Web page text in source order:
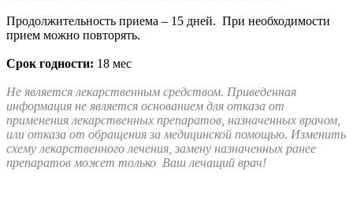
Продолжительность приема – 15 дней. При необходимости
прием можно повторять.
Срок годности: 18 мес
Не является лекарственным средством. Приведенная
информация не является основанием для отказа от
применения лекарственных препаратов, назначенных врачом,
или отказа от обращения за медицинской помощью. Изменить
схему лекарственного лечения, замену назначенных ранее
препаратов может только Ваш лечащий врач!